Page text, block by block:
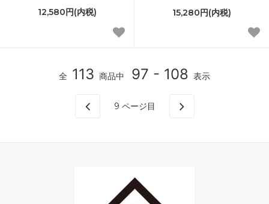
12,580円(内税) 15,280円(内税)
全 113 商品中 97 - 108 表示
9 ページ目